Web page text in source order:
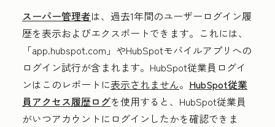
スーパー管理者は、過去1年間のユーザーログイン履
歴を表示およびエクスポートできます。これには、
「app.hubspot.com」やHubSpotモバイルアプリへの
ログイン試行が含まれます。HubSpot従業員ログイ
ンはこのレポートに表示されません。 HubSpot従業
員アクセス履歴ログを使用すると、HubSpot従業員
がいつアカウントにログインしたかを確認できま